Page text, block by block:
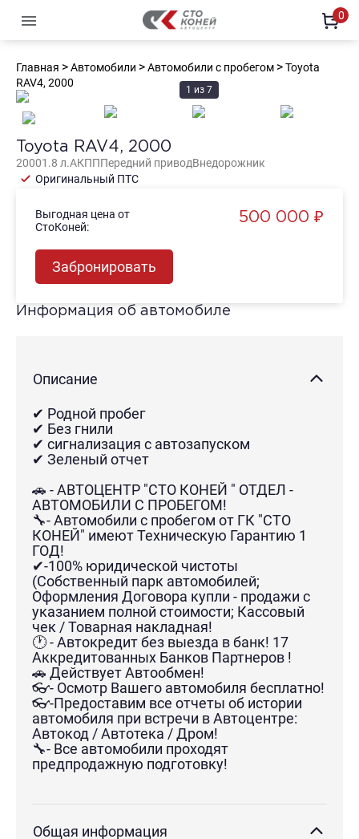
0
Автомобили с пробегом
Главная >Автомобили >Автомобили с пробегом >Toyota
RAV4, 2000
1 из 7
Toyota RAV4, 2000
20001.8 л.АКПППередний приводВнедорожник
Оригинальный ПТС
Выгодная цена от
СтоКоней:
500 000 ₽
Забронировать
Информация об автомобиле
Описание
✔ Родной пробег
✔ Без гнили
✔ сигнализация с автозапуском
✔ Зеленый отчет
🚗 - АВТОЦЕНТР "СТО КОНЕЙ " ОТДЕЛ -
АВТОМОБИЛИ С ПРОБЕГОМ!
🔧- Автомобили с пробегом от ГК "СТО
КОНЕЙ" имеют Техническую Гарантию 1
ГОД!
✔-100% юридической чистоты
(Собственный парк автомобилей;
Оформления Договора купли - продажи с
указанием полной стоимости; Кассовый
чек / Товарная накладная!
🕐 - Автокредит без выезда в банк! 17
Аккредитованных Банков Партнеров !
🚗 Действует Автообмен!
👓- Осмотр Вашего автомобиля бесплатно!
👓-Предоставим все отчеты об истории
автомобиля при встречи в Автоцентре:
Автокод / Автотека / Дром!
🔧- Все автомобили проходят
предпродажную подготовку!
Общая информация